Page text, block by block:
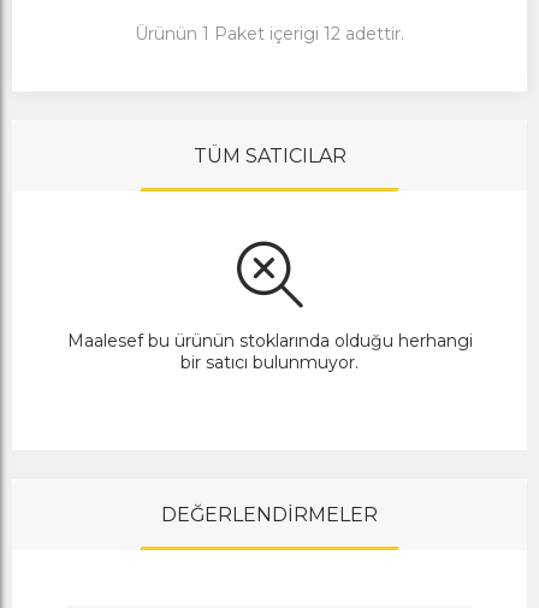
Ürünün 1 Paket içerigi 12 adettir.
TÜM SATICILAR
Maalesef bu ürünün stoklarında olduğu herhangi
bir satıcı bulunmuyor.
DEĞERLENDİRMELER